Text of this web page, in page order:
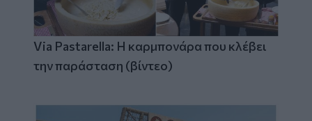
Via Pastarella: Η καρμπονάρα που κλέβει
την παράσταση (βίντεο)